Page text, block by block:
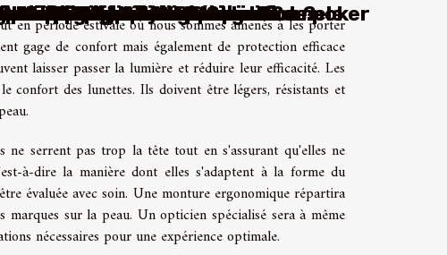
période estivale où nous sommes amenés à les porter
gage de confort mais également de protection efficace
laisser passer la lumière et réduire leur efficacité. Les
confort des lunettes. Ils doivent être légers, résistants et
ne serrent pas trop la tête tout en s'assurant qu'elles ne
à-dire la manière dont elles s'adaptent à la forme du
évaluée avec soin. Une monture ergonomique répartira
sur la peau. Un opticien spécialisé sera à même
nécessaires pour une expérience optimale.
outils des développeurs
de marque interne
biodiversité ?
le service client ?
des équipements de golf
vos besoins ?
sur les réseaux sociaux ?
elles la communication ?
niveau de jeu
risque d'explosion ?
nettoyage domestique ?
de relevage ?
et solutions innovantes
l'autonomie en eau
enquêtes privées
SSD et les HDD traditionnels
dans l'éducation
gagnants
dans les compétitions de poker
personnalisé
de la consommation?
moindre coût ?
? de sites web !
?